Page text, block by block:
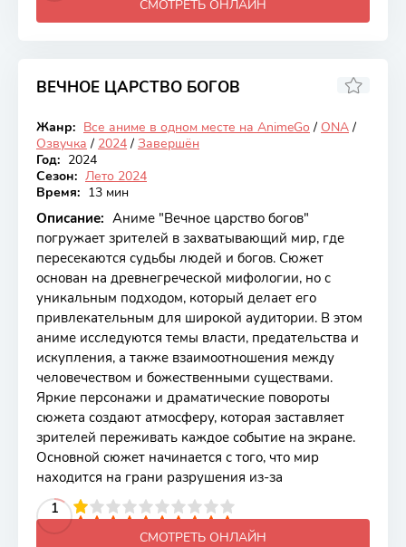
СМОТРЕТЬ ОНЛАЙН
ВЕЧНОЕ ЦАРСТВО БОГОВ
Закончен
6.75
Жанр: Все аниме в одном месте на AnimeGo / ONA /
Озвучка / 2024 / Завершён
Год: 2024
Сезон: Лето 2024
Время: 13 мин
Описание: Аниме "Вечное царство богов"
погружает зрителей в захватывающий мир, где
пересекаются судьбы людей и богов. Сюжет
основан на древнегреческой мифологии, но с
уникальным подходом, который делает его
привлекательным для широкой аудитории. В этом
аниме исследуются темы власти, предательства и
искупления, а также взаимоотношения между
человечеством и божественными существами.
Яркие персонажи и драматические повороты
сюжета создают атмосферу, которая заставляет
зрителей переживать каждое событие на экране.
Основной сюжет начинается с того, что мир
находится на грани разрушения из-за
1
4 5 6 7 8 9 10
СМОТРЕТЬ ОНЛАЙН